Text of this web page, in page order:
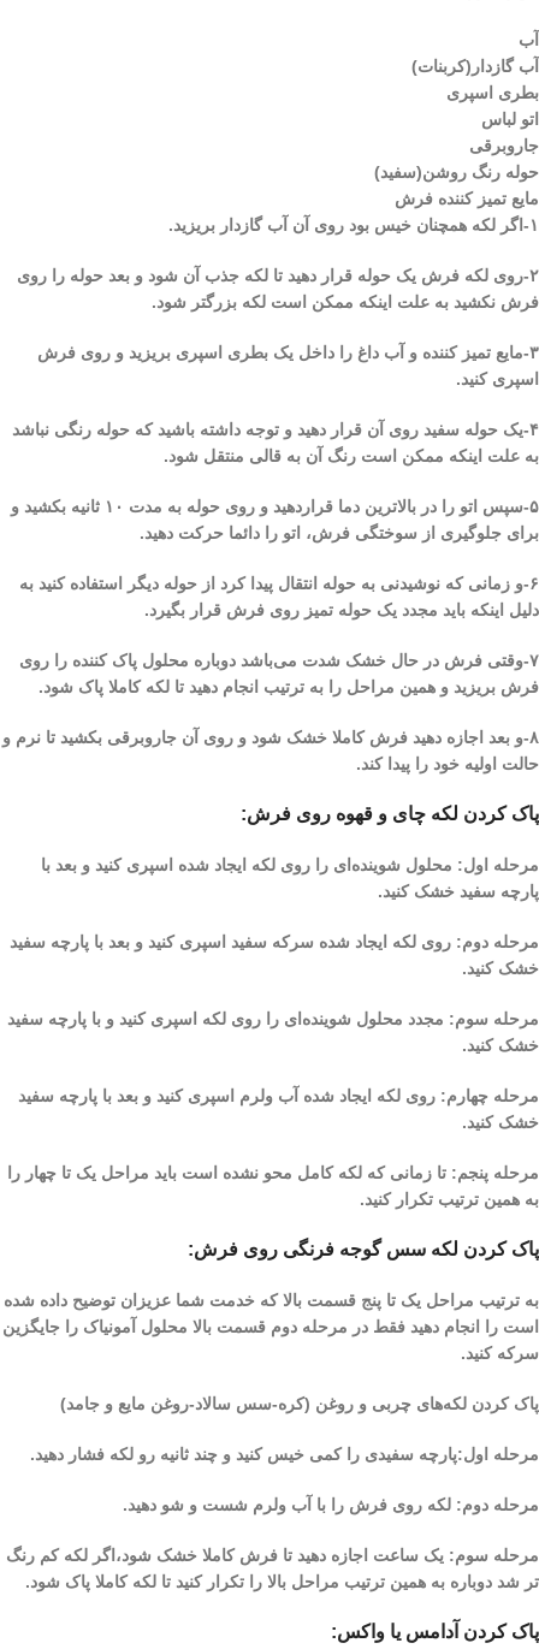
آب
آب گازدار(کربنات)
بطری اسپری
اتو لباس
جاروبرقی
حوله رنگ روشن(سفید)
مایع تمیز کننده فرش
۱-اگر لکه همچنان خیس بود روی آن آب گازدار بریزید.
۲-روی لکه فرش یک حوله قرار دهید تا لکه جذب آن شود و بعد حوله را روی
فرش نکشید به علت اینکه ممکن است لکه بزرگتر شود.
۳-مایع تمیز کننده و آب داغ را داخل یک بطری اسپری بریزید و روی فرش
اسپری کنید.
۴-یک حوله سفید روی آن قرار دهید و توجه داشته باشید که حوله رنگی نباشد
به علت اینکه ممکن است رنگ آن به قالی منتقل شود.
۵-سپس اتو را در بالاترین دما قراردهید و روی حوله به مدت ۱۰ ثانیه بکشید و
برای جلوگیری از سوختگی فرش، اتو را دائما حرکت دهید.
۶-و زمانی که نوشیدنی به حوله انتقال پیدا کرد از حوله دیگر استفاده کنید به
دلیل اینکه باید مجدد یک حوله تمیز روی فرش قرار بگیرد.
۷-وقتی فرش در حال خشک شدت می‌باشد دوباره محلول پاک کننده را روی
فرش بریزید و همین مراحل را به ترتیب انجام دهید تا لکه کاملا پاک شود.
۸-و بعد اجازه دهید فرش کاملا خشک شود و روی آن جاروبرقی بکشید تا نرم و
حالت اولیه خود را پیدا کند.
پاک کردن لکه چای و قهوه روی فرش:
مرحله اول: محلول شوینده‌ای را روی لکه ایجاد شده اسپری کنید و بعد با
پارچه سفید خشک کنید.
مرحله دوم: روی لکه ایجاد شده سرکه سفید اسپری کنید و بعد با پارچه سفید
خشک کنید.
مرحله سوم: مجدد محلول شوینده‌ای را روی لکه اسپری کنید و با پارچه سفید
خشک کنید.
مرحله چهارم: روی لکه ایجاد شده آب ولرم اسپری کنید و بعد با پارچه سفید
خشک کنید.
مرحله پنجم: تا زمانی که لکه کامل محو نشده است باید مراحل یک تا چهار را
به همین ترتیب تکرار کنید.
پاک کردن لکه سس گوجه فرنگی روی فرش:
به ترتیب مراحل یک تا پنج قسمت بالا که خدمت شما عزیزان توضیح داده شده
است را انجام دهید فقط در مرحله دوم قسمت بالا محلول آمونیاک را جایگزین
سرکه کنید.
پاک کردن لکه‌های چربی و روغن (کره-سس سالاد-روغن مایع و جامد)
مرحله اول:پارچه سفیدی را کمی خیس کنید و چند ثانیه رو لکه فشار دهید.
مرحله دوم: لکه روی فرش را با آب ولرم شست و شو دهید.
مرحله سوم: یک ساعت اجازه دهید تا فرش کاملا خشک شود،اگر لکه کم‌ رنگ
تر شد دوباره به همین ترتیب مراحل بالا را تکرار کنید تا لکه کاملا پاک شود.
پاک کردن آدامس یا واکس: